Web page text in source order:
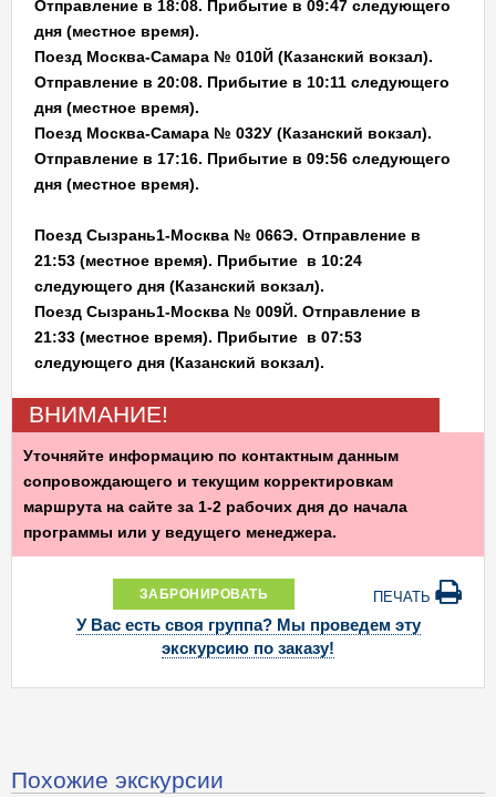
Отправление в 18:08. Прибытие в 09:47 следующего
дня (местное время).
Поезд Москва-Самара № 010Й (Казанский вокзал).
Отправление в 20:08. Прибытие в 10:11 следующего
дня (местное время).
Поезд Москва-Самара № 032У (Казанский вокзал).
Отправление в 17:16. Прибытие в 09:56 следующего
дня (местное время).
Поезд Сызрань1-Москва № 066Э. Отправление в
21:53 (местное время). Прибытие в 10:24
следующего дня (Казанский вокзал).
Поезд Сызрань1-Москва № 009Й. Отправление в
21:33 (местное время). Прибытие в 07:53
следующего дня (Казанский вокзал).
ВНИМАНИЕ!
Уточняйте информацию по контактным данным
сопровождающего и текущим корректировкам
маршрута на сайте за 1-2 рабочих дня до начала
программы или у ведущего менеджера.
ЗАБРОНИРОВАТЬ ПЕЧАТЬ
У Вас есть своя группа? Мы проведем эту
экскурсию по заказу!
Похожие экскурсии